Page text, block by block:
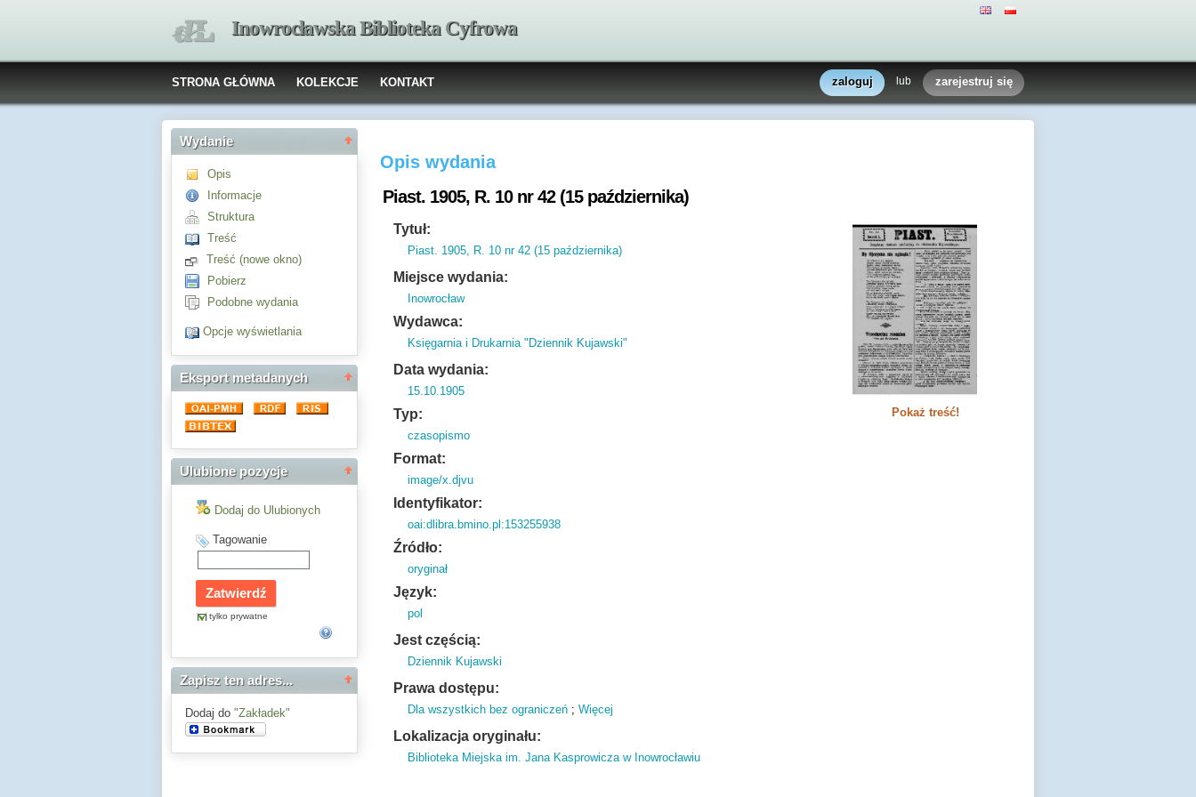
Inowrocławska Biblioteka Cyfrowa
STRONA GŁÓWNA KOLEKCJE KONTAKT zaloguj lub zarejestruj się
Wydanie
Opis
Informacje
Struktura
Treść
Treść (nowe okno)
Pobierz
Podobne wydania
Opcje wyświetlania
Eksport metadanych
Ulubione pozycje
Dodaj do Ulubionych
Tagowanie
tylko prywatne
Zapisz ten adres...
Dodaj do "Zakładek"
Opis wydania
Piast. 1905, R. 10 nr 42 (15 października)
Pokaż treść!
Tytuł:
Piast. 1905, R. 10 nr 42 (15 października)
Miejsce wydania:
Inowrocław
Wydawca:
Księgarnia i Drukarnia "Dziennik Kujawski"
Data wydania:
15.10.1905
Typ:
czasopismo
Format:
image/x.djvu
Identyfikator:
oai:dlibra.bmino.pl:153255938
Źródło:
oryginał
Język:
pol
Jest częścią:
Dziennik Kujawski
Prawa dostępu:
Dla wszystkich bez ograniczeń ;Więcej
Lokalizacja oryginału:
Biblioteka Miejska im. Jana Kasprowicza w Inowrocławiu